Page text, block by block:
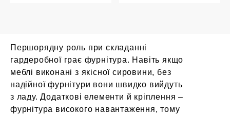
Першорядну роль при складанні
гардеробної грає фурнітура. Навіть якщо
меблі виконані з якісної сировини, без
надійної фурнітури вони швидко вийдуть
з ладу. Додаткові елементи й кріплення –
фурнітура високого навантаження, тому